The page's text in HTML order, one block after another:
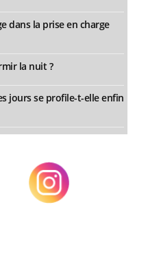
dans la prise en charge
la nuit ?
jours se profile-t-elle enfin